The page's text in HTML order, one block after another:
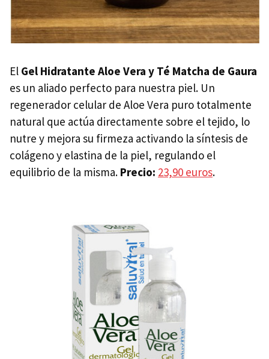
El Gel Hidratante Aloe Vera y Té Matcha de Gaura
es un aliado perfecto para nuestra piel. Un
regenerador celular de Aloe Vera puro totalmente
natural que actúa directamente sobre el tejido, lo
nutre y mejora su firmeza activando la síntesis de
colágeno y elastina de la piel, regulando el
equilibrio de la misma. Precio: 23,90 euros.